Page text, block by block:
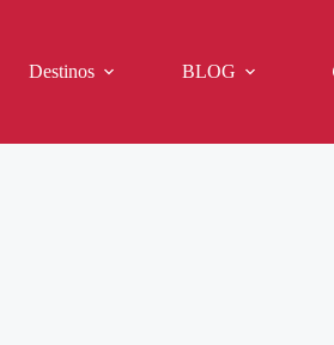
Destinos BLOG